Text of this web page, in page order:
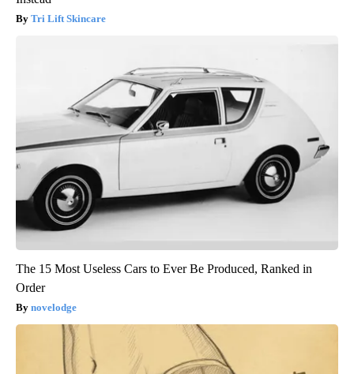
Tri Lift Skincare
The 15 Most Useless Cars to Ever Be Produced, Ranked in
Order
novelodge